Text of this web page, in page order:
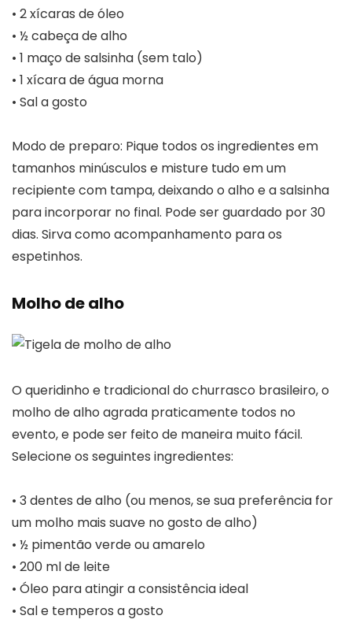
• 2 xícaras de óleo
• ½ cabeça de alho
• 1 maço de salsinha (sem talo)
• 1 xícara de água morna
• Sal a gosto
Modo de preparo: Pique todos os ingredientes em
tamanhos minúsculos e misture tudo em um
recipiente com tampa, deixando o alho e a salsinha
para incorporar no final. Pode ser guardado por 30
dias. Sirva como acompanhamento para os
espetinhos.
Molho de alho
O queridinho e tradicional do churrasco brasileiro, o
molho de alho agrada praticamente todos no
evento, e pode ser feito de maneira muito fácil.
Selecione os seguintes ingredientes:
• 3 dentes de alho (ou menos, se sua preferência for
um molho mais suave no gosto de alho)
• ½ pimentão verde ou amarelo
• 200 ml de leite
• Óleo para atingir a consistência ideal
• Sal e temperos a gosto